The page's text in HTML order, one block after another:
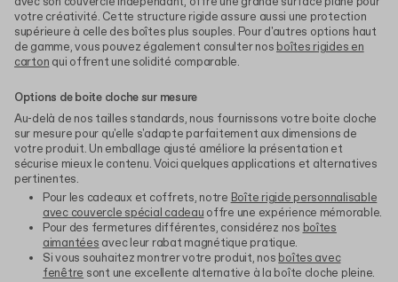
votre créativité. Cette structure rigide assure aussi une protection
supérieure à celle des boîtes plus souples. Pour d'autres options haut
de gamme, vous pouvez également consulter nos boîtes rigides en
carton qui offrent une solidité comparable.
Options de boite cloche sur mesure
Au-delà de nos tailles standards, nous fournissons votre boite cloche
sur mesure pour qu'elle s'adapte parfaitement aux dimensions de
votre produit. Un emballage ajusté améliore la présentation et
sécurise mieux le contenu. Voici quelques applications et alternatives
pertinentes.
Pour les cadeaux et coffrets, notre Boîte rigide personnalisable
avec couvercle spécial cadeau offre une expérience mémorable.
Pour des fermetures différentes, considérez nos boîtes
aimantées avec leur rabat magnétique pratique.
Si vous souhaitez montrer votre produit, nos boîtes avec
fenêtre sont une excellente alternative à la boîte cloche pleine.